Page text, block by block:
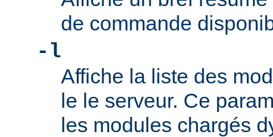
de commande
-l
Affiche la liste des
le le serveur. Ce
les modules chargés